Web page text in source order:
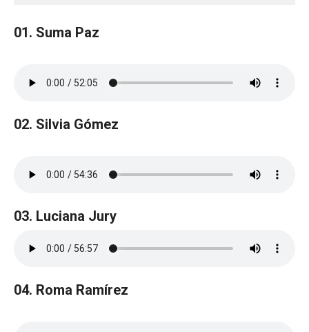
01. Suma Paz
02. Silvia Gómez
03. Luciana Jury
04. Roma Ramírez